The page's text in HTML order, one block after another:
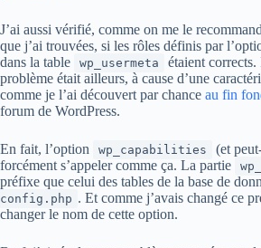
J’ai aussi vérifié, comme on me le
que j’ai trouvées, si les rôles définis par
dans la table wp_usermeta
étaient corrects.
problème était ailleurs, à cause d’une
comme je l’ai découvert par chance au fin
forum de WordPress.
En fait, l’option wp_capabilities
(et
forcément s’appeler comme ça. La partie
wp_
préfixe que celui des tables de la base de
config.php . Et comme j’avais changé ce
changer le nom de cette option.